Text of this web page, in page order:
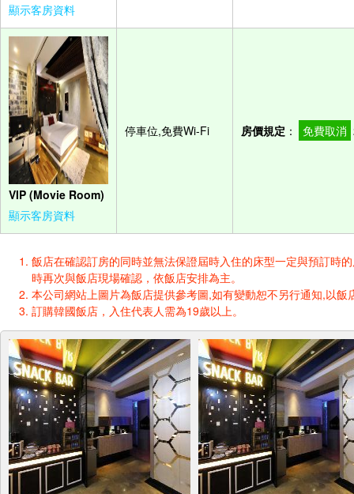
顯示客房資料
VIP (Movie Room)
顯示客房資料
停車位,免費Wi-Fi 房價規定 ： 免費取消
飯店在確認訂房的同時並無法保證屆時入住的床型一定與預訂時
時再次與飯店現場確認，依飯店安排為主。
本公司網站上圖片為飯店提供參考圖,如有變動恕不另行通知,以飯
訂購韓國飯店，入住代表人需為19歲以上。